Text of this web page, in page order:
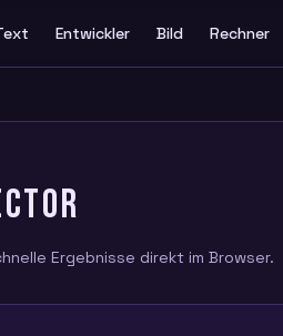
Entwickler Bild Rechner
Ergebnisse direkt im Browser.